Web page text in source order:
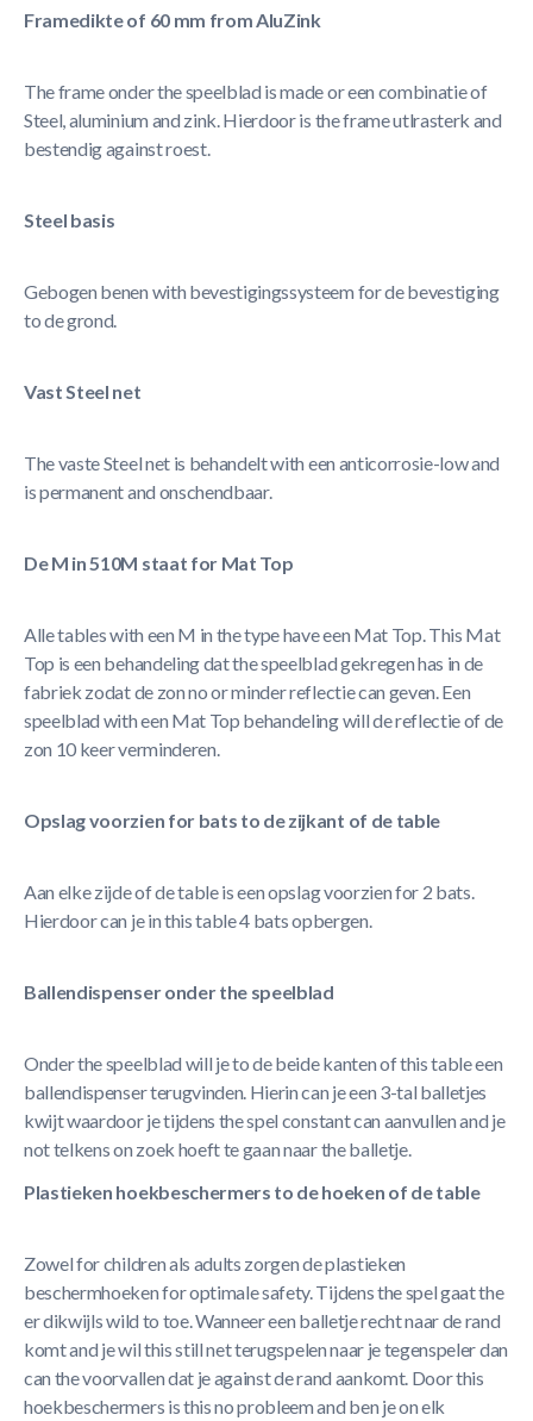
Framedikte of 60 mm from AluZink
The frame onder the speelblad is made or een combinatie of
Steel, aluminium and zink. Hierdoor is the frame utlrasterk and
bestendig against roest.
Steel basis
Gebogen benen with bevestigingssysteem for de bevestiging
to de grond.
Vast Steel net
The vaste Steel net is behandelt with een anticorrosie-low and
is permanent and onschendbaar.
De M in 510M staat for Mat Top
Alle tables with een M in the type have een Mat Top. This Mat
Top is een behandeling dat the speelblad gekregen has in de
fabriek zodat de zon no or minder reflectie can geven. Een
speelblad with een Mat Top behandeling will de reflectie of de
zon 10 keer verminderen.
Opslag voorzien for bats to de zijkant of de table
Aan elke zijde of de table is een opslag voorzien for 2 bats.
Hierdoor can je in this table 4 bats opbergen.
Ballendispenser onder the speelblad
Onder the speelblad will je to de beide kanten of this table een
ballendispenser terugvinden. Hierin can je een 3-tal balletjes
kwijt waardoor je tijdens the spel constant can aanvullen and je
not telkens on zoek hoeft te gaan naar the balletje.
Plastieken hoekbeschermers to de hoeken of de table
Zowel for children als adults zorgen de plastieken
beschermhoeken for optimale safety. Tijdens the spel gaat the
er dikwijls wild to toe. Wanneer een balletje recht naar de rand
komt and je wil this still net terugspelen naar je tegenspeler dan
can the voorvallen dat je against de rand aankomt. Door this
hoekbeschermers is this no probleem and ben je on elk